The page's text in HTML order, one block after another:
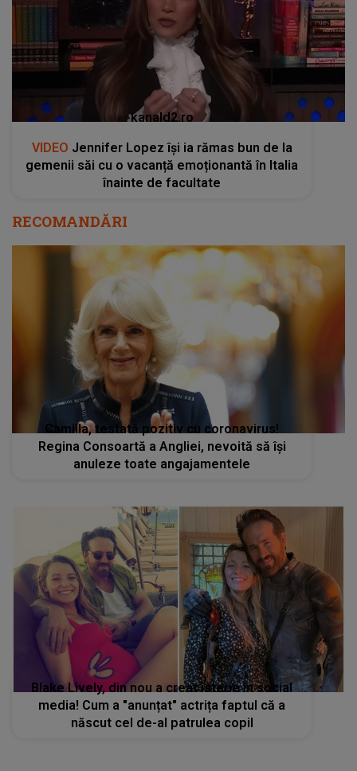
kanald2.ro
VIDEO Jennifer Lopez își ia rămas bun de la
gemenii săi cu o vacanță emoționantă în Italia
înainte de facultate
RECOMANDĂRI
Camilla, testată pozitiv cu coronavirus!
Regina Consoartă a Angliei, nevoită să își
anuleze toate angajamentele
Blake Lively, din nou a creat isterie în social
media! Cum a "anunțat" actrița faptul că a
născut cel de-al patrulea copil